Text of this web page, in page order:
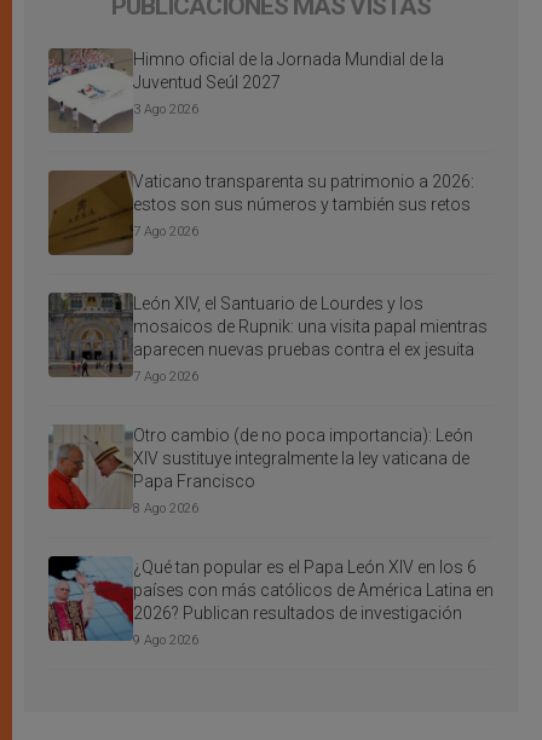
PUBLICACIONES MÁS VISTAS
Himno oficial de la Jornada Mundial de la
Juventud Seúl 2027
3 Ago 2026
Vaticano transparenta su patrimonio a 2026:
estos son sus números y también sus retos
7 Ago 2026
León XIV, el Santuario de Lourdes y los
mosaicos de Rupnik: una visita papal mientras
aparecen nuevas pruebas contra el ex jesuita
7 Ago 2026
Otro cambio (de no poca importancia): León
XIV sustituye integralmente la ley vaticana de
Papa Francisco
8 Ago 2026
¿Qué tan popular es el Papa León XIV en los 6
países con más católicos de América Latina en
2026? Publican resultados de investigación
9 Ago 2026